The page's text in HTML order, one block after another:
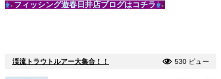
フィッシング遊春日井店ブログはコチラ
渓流トラウトルアー大集合！！ 530 ビュー